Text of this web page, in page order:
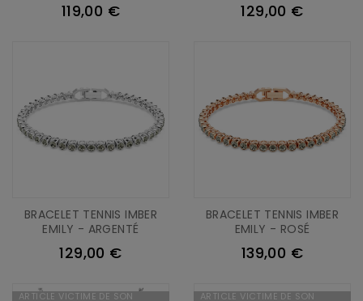
119,00 € 129,00 €
BRACELET TENNIS IMBER
EMILY - ARGENTÉ
129,00 €
BRACELET TENNIS IMBER
EMILY - ROSÉ
139,00 €
ARTICLE VICTIME DE SON
ARTICLE VICTIME DE SON